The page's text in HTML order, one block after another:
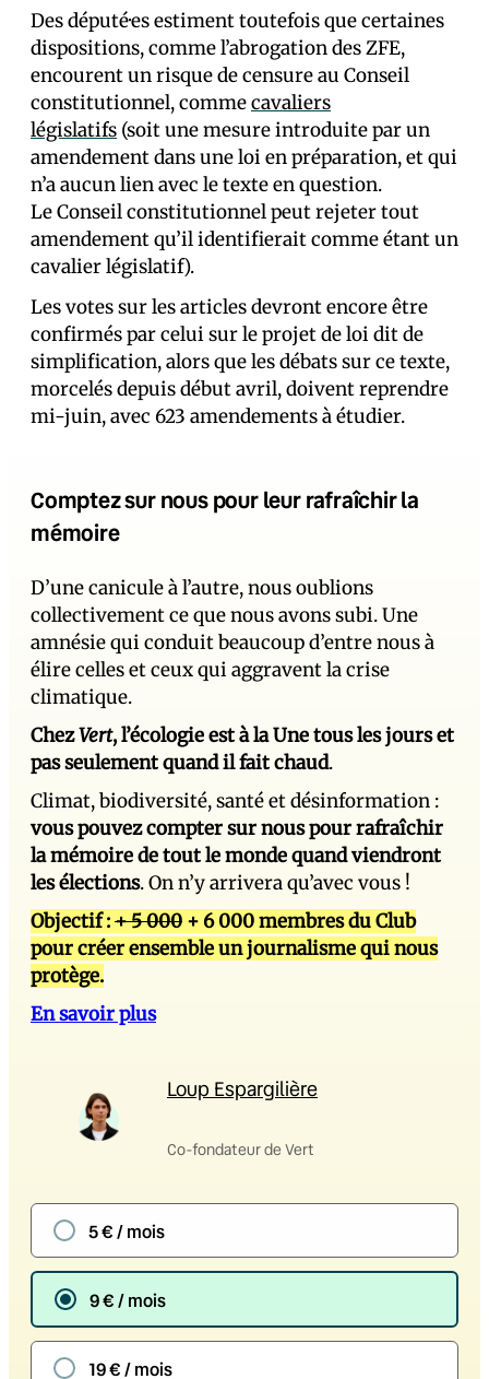
Des député·es estiment toutefois que certaines
dispositions, comme l’abrogation des ZFE,
encourent un risque de censure au Conseil
constitutionnel, commecavaliers
législatifs (soit une mesure introduite par un
amendement dans une loi en préparation, et qui
n’a aucun lien avec le texte en question.
Le Conseil constitutionnel peut rejeter tout
amendement qu’il identifierait comme étant un
cavalier législatif).
Les votes sur les articles devront encore être
confirmés par celui sur le projet de loi dit de
simplification, alors que les débats sur ce texte,
morcelés depuis début avril, doivent reprendre
mi-juin, avec 623 amendements à étudier.
Comptez sur nous pour leur rafraîchir la
mémoire
D’une canicule à l’autre, nous oublions
collectivement ce que nous avons subi. Une
amnésie qui conduit beaucoup d’entre nous à
élire celles et ceux qui aggravent la crise
climatique.
ChezVert, l’écologie est à la Une tous les jours et
pas seulement quand il fait chaud.
Climat, biodiversité, santé et désinformation :
vous pouvez compter sur nous pour rafraîchir
la mémoire de tout le monde quand viendront
les élections. On n’y arrivera qu’avec vous !
Objectif :+ 5 000 + 6 000 membres du Club
pour créer ensemble un journalisme qui nous
protège.
En savoir plus
Loup Espargilière
Co-fondateur de Vert
5 € / mois
9 € / mois
19 € / mois